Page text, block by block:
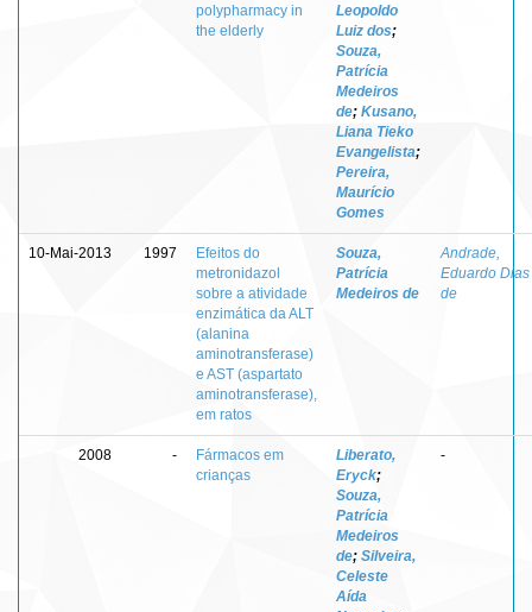
polypharmacy in
the elderly
Leopoldo
Luiz dos;
Souza,
Patrícia
Medeiros
de; Kusano,
Liana Tieko
Evangelista;
Pereira,
Maurício
Gomes
10-Mai-2013 1997
Efeitos do
metronidazol
sobre a atividade
enzimática da ALT
(alanina
aminotransferase)
e AST (aspartato
aminotransferase),
em ratos
Souza,
Patrícia
Medeiros de
Andrade,
Eduardo Dias
de
2008 -
Fármacos em
crianças
Liberato,
Eryck;
Souza,
Patrícia
Medeiros
de; Silveira,
Celeste
Aída
-